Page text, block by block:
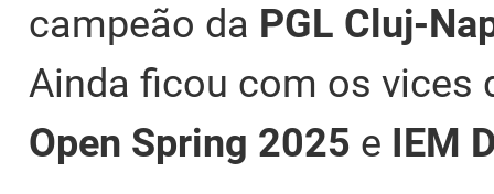
campeão da PGL Cluj-
Ainda ficou com os vices
Open Spring 2025 e IEM